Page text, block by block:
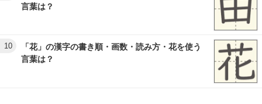
言葉は？
10
「花」の漢字の書き順・画数・読み方・花を使う
言葉は？